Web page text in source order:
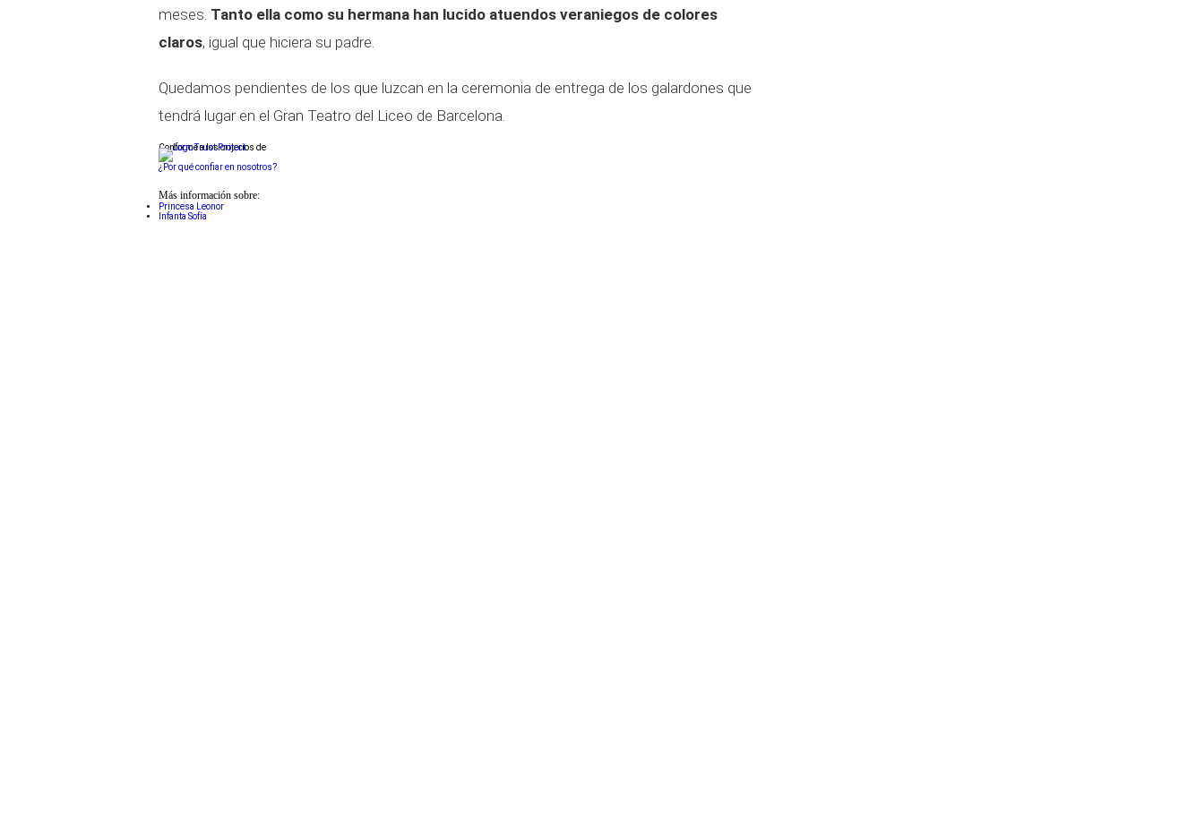
meses. Tanto ella como su hermana han lucido atuendos veraniegos de colores
claros, igual que hiciera su padre.
Quedamos pendientes de los que luzcan en la ceremonia de entrega de los galardones que
tendrá lugar en el Gran Teatro del Liceo de Barcelona.
Conforme a los criterios de
¿Por qué confiar en nosotros?
Más información sobre:
Princesa Leonor
Infanta Sofía